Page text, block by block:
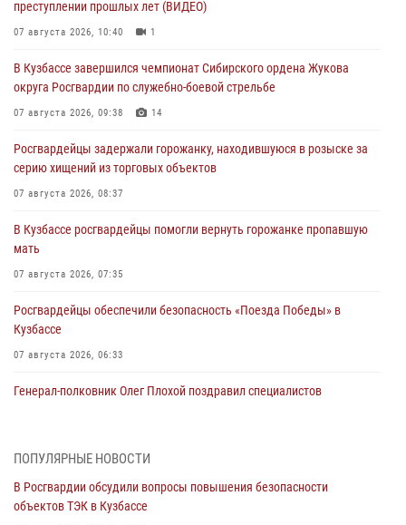
преступлении прошлых лет (ВИДЕО)
07 августа 2026, 10:40 1
В Кузбассе завершился чемпионат Сибирского ордена Жукова
округа Росгвардии по служебно-боевой стрельбе
07 августа 2026, 09:38 14
Росгвардейцы задержали горожанку, находившуюся в розыске за
серию хищений из торговых объектов
07 августа 2026, 08:37
В Кузбассе росгвардейцы помогли вернуть горожанке пропавшую
мать
07 августа 2026, 07:35
Росгвардейцы обеспечили безопасность «Поезда Победы» в
Кузбассе
07 августа 2026, 06:33
Генерал-полковник Олег Плохой поздравил специалистов
07 августа 2026, 05:32
С 1 сентября 2026 года вступает в силу новый федеральный закон о
частной охранной деятельности
ПОПУЛЯРНЫЕ НОВОСТИ
В Росгвардии обсудили вопросы повышения безопасности
объектов ТЭК в Кузбассе